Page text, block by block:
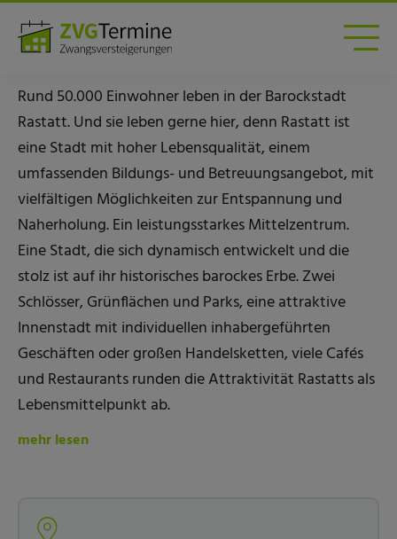
Zwangsversteigerungen am Amtsgericht Rastatt
Amtsgericht Rastatt
Rund 50.000 Einwohner leben in der Barockstadt
Rastatt. Und sie leben gerne hier, denn Rastatt ist
eine Stadt mit hoher Lebensqualität, einem
umfassenden Bildungs- und Betreuungsangebot, mit
vielfältigen Möglichkeiten zur Entspannung und
Naherholung. Ein leistungsstarkes Mittelzentrum.
Eine Stadt, die sich dynamisch entwickelt und die
stolz ist auf ihr historisches barockes Erbe. Zwei
Schlösser, Grünflächen und Parks, eine attraktive
Innenstadt mit individuellen inhabergeführten
Geschäften oder großen Handelsketten, viele Cafés
und Restaurants runden die Attraktivität Rastatts als
Lebensmittelpunkt ab.
mehr lesen